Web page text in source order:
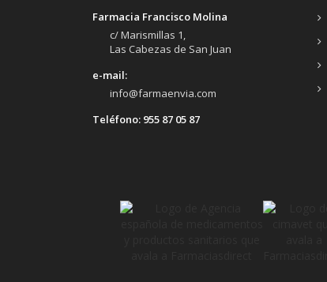
Farmacia Francisco Molina
c/ Marismillas 1,
Las Cabezas de San Juan
e-mail:
info@farmaenvia.com
Teléfono: 955 87 05 87